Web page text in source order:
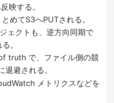
映する。
めてS3へPUTされる。
ェクトも、逆方向同期で
。
truth で、ファイル側の競
退避される。
メトリクスなどを